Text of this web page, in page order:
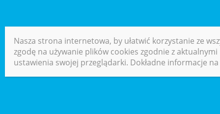
Nasza strona internetowa, by ułatwić korzystanie ze
zgodę na używanie plików cookies zgodnie z
ustawienia swojej przeglądarki. Dokładne informacje